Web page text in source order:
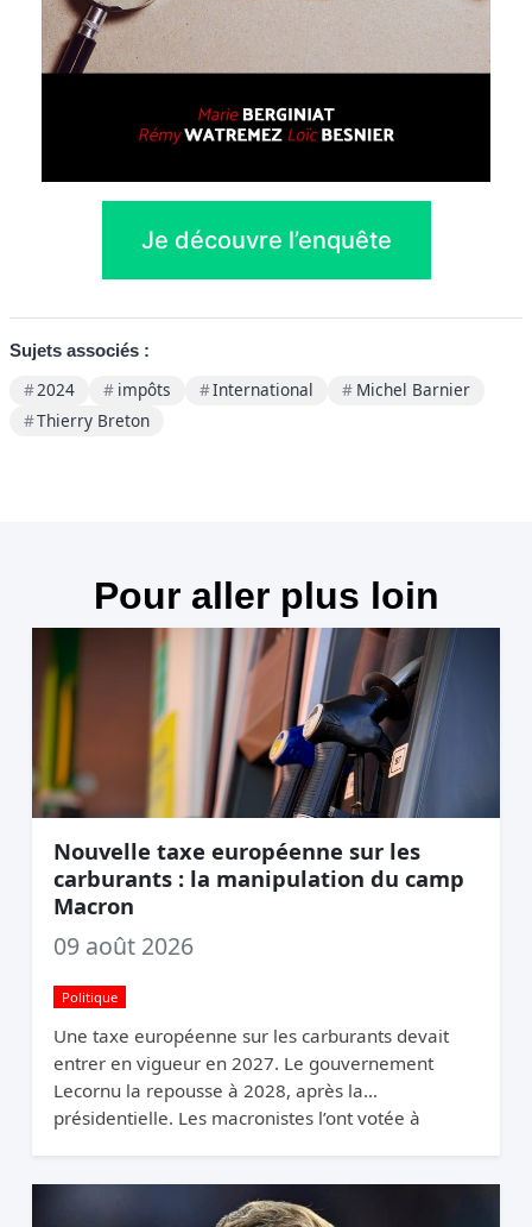
Je découvre l’enquête
Sujets associés :
2024 impôts International
Michel Barnier
Thierry Breton
Pour aller plus loin
Nouvelle taxe européenne sur les
carburants : la manipulation du camp
Macron
09 août 2026
Politique
Une taxe européenne sur les carburants devait
entrer en vigueur en 2027. Le gouvernement
Lecornu la repousse à 2028, après la
présidentielle. Les macronistes l’ont votée à